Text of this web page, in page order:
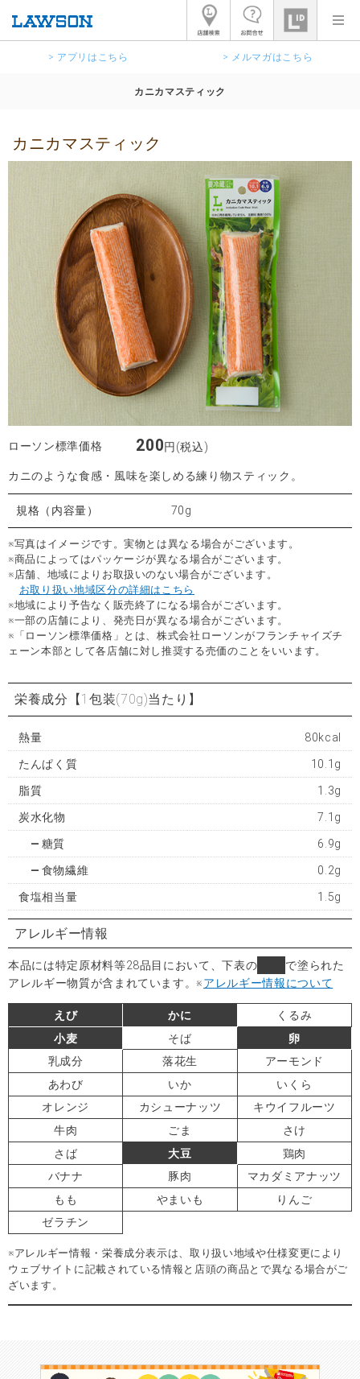
> アプリはこちら > メルマガはこちら
カニカマスティック
カニカマスティック
ローソン標準価格 200円(税込)
カニのような食感・風味を楽しめる練り物スティック。
規格（内容量） 70g
※写真はイメージです。実物とは異なる場合がございます。
※商品によってはパッケージが異なる場合がございます。
※店舗、地域によりお取扱いのない場合がございます。
お取り扱い地域区分の詳細はこちら
※地域により予告なく販売終了になる場合がございます。
※一部の店舗により、発売日が異なる場合がございます。
※「ローソン標準価格」とは、株式会社ローソンがフランチャイズチ
ェーン本部として各店舗に対し推奨する売価のことをいいます。
栄養成分 【1包装(70g)当たり】
熱量 80kcal
たんぱく質 10.1g
脂質 1.3g
炭水化物 7.1g
糖質 6.9g
食物繊維 0.2g
食塩相当量 1.5g
アレルギー情報
本品には特定原材料等28品目において、下表の
で塗られた
アレルギー物質が含まれています。※アレルギー情報について
えび かに
くるみ
小麦
そば
卵
乳成分
落花生
アーモンド
あわび
いか
いくら
オレンジ
カシューナッツ
キウイフルーツ
牛肉
ごま
さけ
さば
大豆
鶏肉
バナナ
豚肉
マカダミアナッツ
もも
やまいも
りんご
ゼラチン
※アレルギー情報・栄養成分表示は、取り扱い地域や仕様変更により
ウェブサイトに記載されている情報と店頭の商品とで異なる場合がご
ざいます。